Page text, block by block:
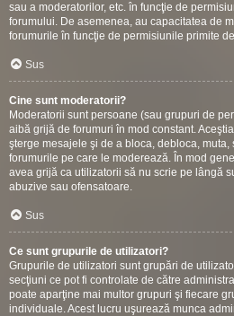
sau a moderatorilor, etc. în funcţie de
forumului. De asemenea, au capacitatea de
forumurile în funcţie de permisiunile primite
Sus
Cine sunt moderatorii?
Moderatorii sunt persoane (sau grupuri de
aibă grijă de forumuri în mod constant.
şterge mesajele şi de a bloca, debloca,
forumurile pe care le moderează. În mod
avea grijă ca utilizatorii să nu scrie pe lângă
abuzive sau ofensatoare.
Sus
Ce sunt grupurile de utilizatori?
Grupurile de utilizatori sunt grupări de
secţiuni ce pot fi controlate de către
poate aparţine mai multor grupuri şi fiecare
individuale. Acest lucru uşurează munca